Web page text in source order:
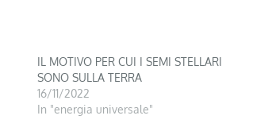
IL MOTIVO PER CUI I SEMI STELLARI
SONO SULLA TERRA
16/11/2022
In "energia universale"